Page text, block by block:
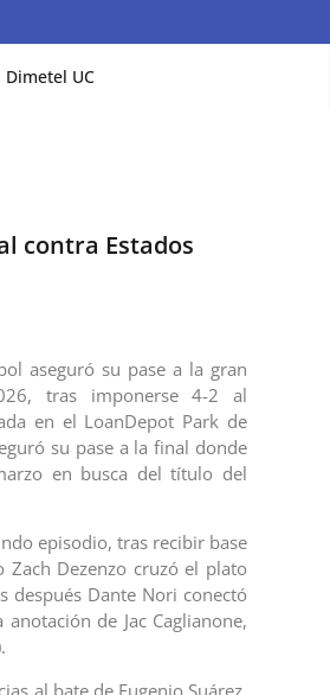
Dimetel UC
contra Estados
aseguró su pase a la gran
tras imponerse 4-2 al
en el LoanDepot Park de
su pase a la final donde
en busca del título del
episodio, tras recibir base
Zach Dezenzo cruzó el plato
después Dante Nori conectó
de Jac Caglianone,
al bate de Eugenio Suárez,